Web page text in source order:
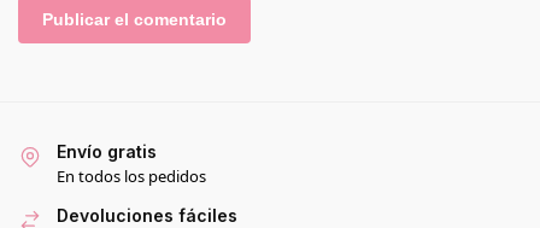
Envío gratis
En todos los pedidos
Devoluciones fáciles